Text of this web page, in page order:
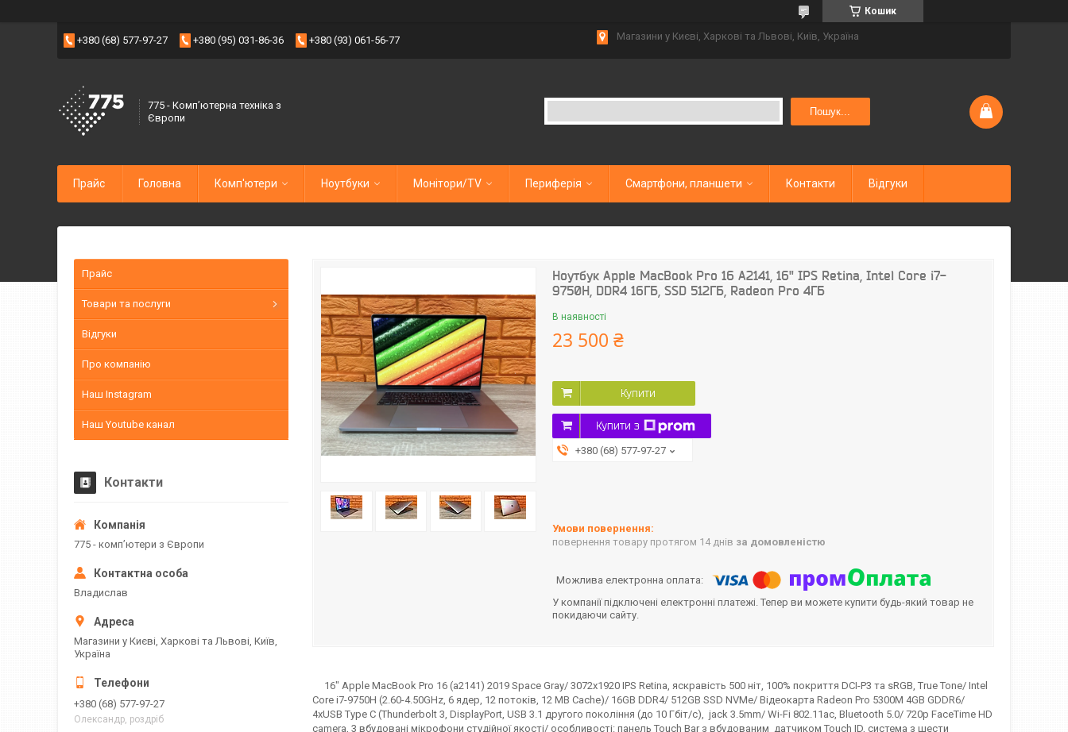
Кошик
+380 (68) 577-97-27 +380 (95) 031-86-36 +380 (93) 061-56-77 Магазини у Києві, Харкові та Львові, Київ, Україна
775 - Компʼютерна техніка з
Європи
Пошук...
Прайс Головна Комп'ютери Ноутбуки Монітори/TV Периферія Смартфони, планшети Контакти Відгуки
Ноутбук Apple MacBook Pro 16 А2141, 16" IPS Retina, Intel Core i7-
9750H, DDR4 16ГБ, SSD 512ГБ, Radeon Pro 4ГБ
В наявності
23 500 ₴
Купити
Купити з
+380 (68) 577-97-27
повернення товару протягом 14 днів за домовленістю
У компанії підключені електронні платежі. Тепер ви можете купити будь-який товар не
покидаючи сайту.
16" Apple MacBook Pro 16 (a2141) 2019 Space Gray/ 3072х1920 IPS Retina, яскравість 500 ніт, 100% покриття DCI-P3 та sRGB, True Tone/ Intel
Core i7-9750H (2.60-4.50GHz, 6 ядер, 12 потоків, 12 MB Cache)/ 16GB DDR4/ 512GB SSD NVMe/ Відеокарта Radeon Pro 5300M 4GB GDDR6/
4хUSB Type C (Thunderbolt 3, DisplayPort, USB 3.1 другого покоління (до 10 Гбіт/с), jack 3.5mm/ Wi-Fi 802.11ac, Bluetooth 5.0/ 720p FaceTime HD
camera, 3 вбудовані мікрофони студійної якості/ особливості: панель Touch Bar з вбудованим датчиком Touch ID, система з шести
Прайс
Товари та послуги
Відгуки
Про компанію
Наш Instagram
Наш Youtube канал
Контакти
775 - компʼютери з Європи
Владислав
Магазини у Києві, Харкові та Львові, Київ,
Україна
+380 (68) 577-97-27
Олександр, роздріб